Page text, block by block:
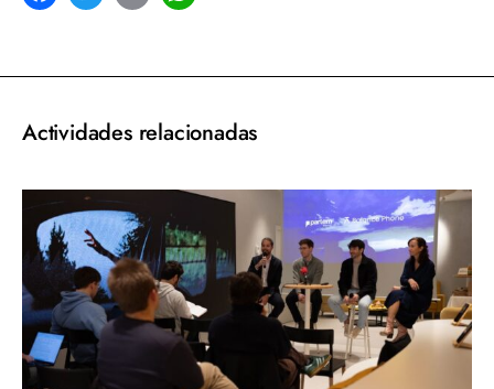
Actividades relacionadas